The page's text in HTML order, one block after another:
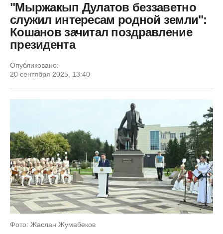
"Мыржакып Дулатов беззаветно
служил интересам родной земли":
Кошанов зачитал поздравление
президента
Опубликовано:
20 сентября 2025, 13:40
Фото: Жаслан Жумабеков